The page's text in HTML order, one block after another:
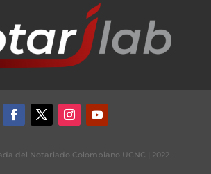
del Notariado Colombiano UCNC | 2022